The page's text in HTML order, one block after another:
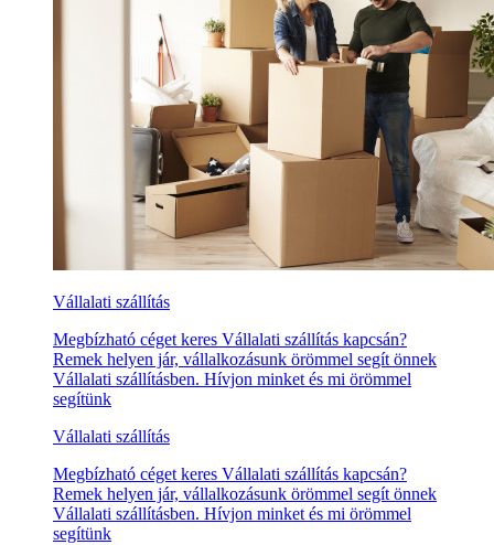
Vállalati szállítás
Megbízható céget keres Vállalati szállítás kapcsán?
Remek helyen jár, vállalkozásunk örömmel segít önnek
Vállalati szállításben. Hívjon minket és mi örömmel
segítünk
Vállalati szállítás
Megbízható céget keres Vállalati szállítás kapcsán?
Remek helyen jár, vállalkozásunk örömmel segít önnek
Vállalati szállításben. Hívjon minket és mi örömmel
segítünk